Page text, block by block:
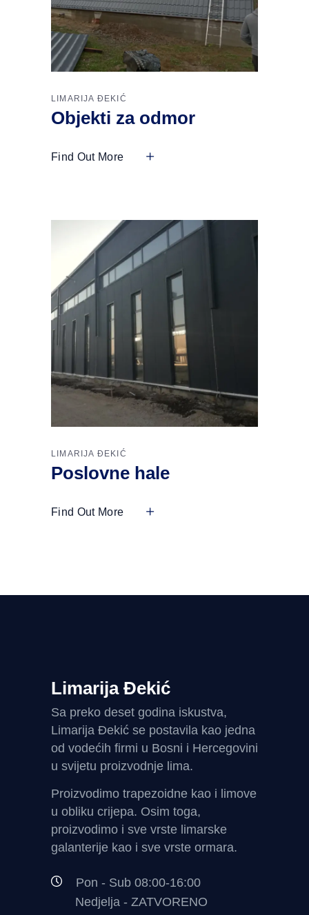
LIMARIJA ĐEKIĆ
Objekti za odmor
Find Out More
LIMARIJA ĐEKIĆ
Poslovne hale
Find Out More
Limarija Đekić
Sa preko deset godina iskustva,
Limarija Đekić se postavila kao jedna
od vodećih firmi u Bosni i Hercegovini
u svijetu proizvodnje lima.
Proizvodimo trapezoidne kao i limove
u obliku crijepa. Osim toga,
proizvodimo i sve vrste limarske
galanterije kao i sve vrste ormara.
Pon - Sub 08:00-16:00
Nedjelja - ZATVORENO